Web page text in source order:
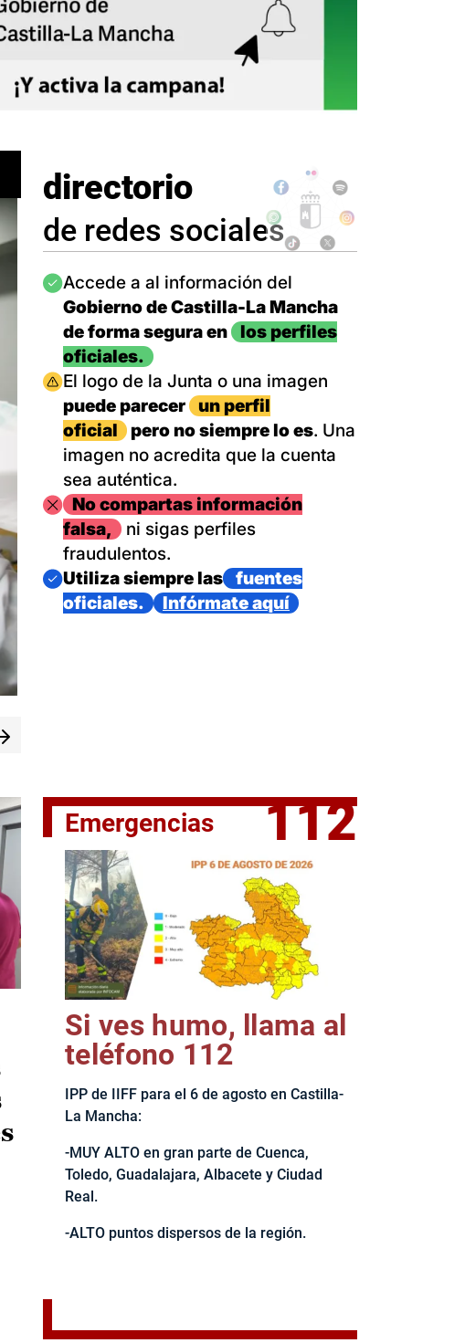
El jefe del Ejecutivo castellanomanchego, Emiliano García-
directorio
de redes sociales
Imagen
Accede a al información del
Gobierno de Castilla-La Mancha
de forma segura en
los perfiles
oficiales.
Imagen
El logo de la Junta o una imagen
puede parecer
un perfil
oficial
pero no siempre lo es. Una
imagen no acredita que la cuenta
sea auténtica.
ImagenNo compartas información
falsa,
ni sigas perfiles
fraudulentos.
Imagen
Utiliza siempre las
fuentes
oficiales.
Infórmate aquí
Emergencias 112
Si ves humo, llama al
teléfono 112
IPP de IIFF para el 6 de agosto en Castilla-
La Mancha:
-MUY ALTO en gran parte de Cuenca,
Toledo, Guadalajara, Albacete y Ciudad
Real.
-ALTO puntos dispersos de la región.